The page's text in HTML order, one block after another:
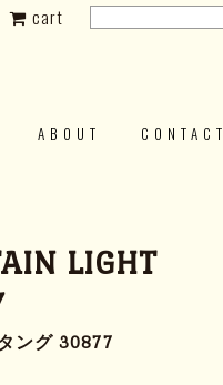
ABOUT CONTACT
cart
LIGHT
ング 30877